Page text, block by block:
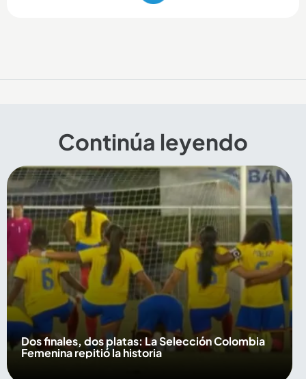
Continúa leyendo
Dos finales, dos platas: La Selección Colombia
Femenina repitió la historia